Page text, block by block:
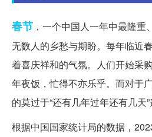
春节 ，一个中国人一年中最隆
无数人的乡愁与期盼。每年临近
着喜庆祥和的气氛。人们开始采
年夜饭，忙得不亦乐乎。而对于
的莫过于“还有几年过年还有几天”
根据中国国家统计局的数据，